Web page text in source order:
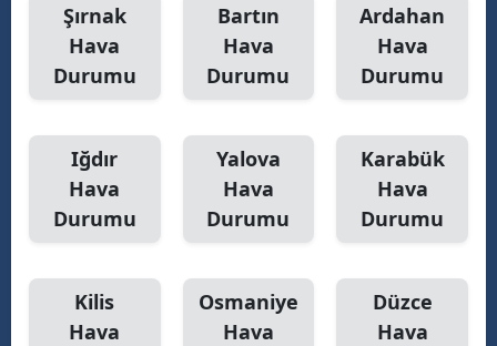
Şırnak
Hava
Durumu
Bartın
Hava
Durumu
Ardahan
Hava
Durumu
Iğdır
Hava
Durumu
Yalova
Hava
Durumu
Karabük
Hava
Durumu
Kilis
Hava
Osmaniye
Hava
Düzce
Hava